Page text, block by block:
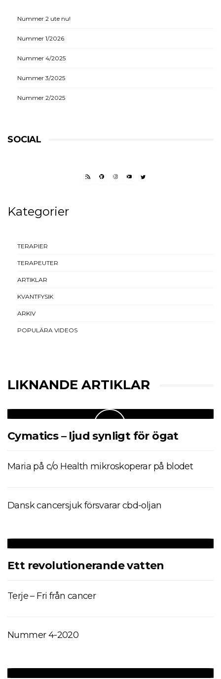
Nummer 2 ute nu!
Nummer 1/2026
Nummer 4/2025
Nummer 3/2025
Nummer 2/2025
SOCIAL
RSS FEEDFACEBOOK
INSTAGRAM
YOUTUBETWITTER
Kategorier
TERAPIER
TERAPEUTER
ARTIKLAR
KVANTFYSIK
ARKIV
POPULÄRA VIDEOS
LIKNANDE ARTIKLAR
Cymatics – ljud synligt för ögat
Maria på c/o Health mikroskoperar på blodet
Dansk cancersjuk försvarar cbd-oljan
Ett revolutionerande vatten
Terje – Fri från cancer
Nummer 4-2020